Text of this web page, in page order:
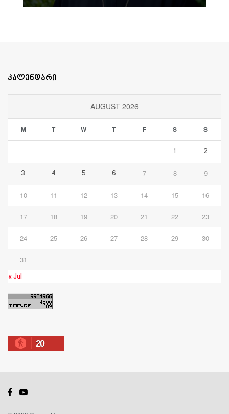
კალენდარი
AUGUST 2026
M T W T F S S
1 2
3 4 5 6 7 8 9
10 11 12 13 14 15 16
17 18 19 20 21 22 23
24 25 26 27 28 29 30
31
« Jul
20